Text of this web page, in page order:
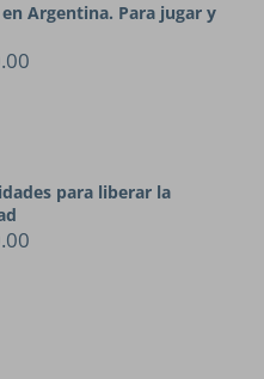
Argentina. Para jugar y
para liberar la